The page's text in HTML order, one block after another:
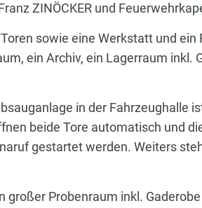
ZINÖCKER und
sowie eine Werkstatt und ein
ein Archiv, ein Lagerraum inkl.
in der Fahrzeughalle
beide Tore automatisch und
gestartet werden. Weiters
Probenraum inkl.